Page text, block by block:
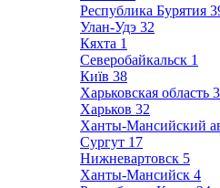
Республика Бурятия
Улан-Удэ 32
Кяхта 1
Северобайкальск 1
Київ 38
Харьковская область
Харьков 32
Ханты-Мансийский
Сургут 17
Нижневартовск 5
Ханты-Мансийск 4